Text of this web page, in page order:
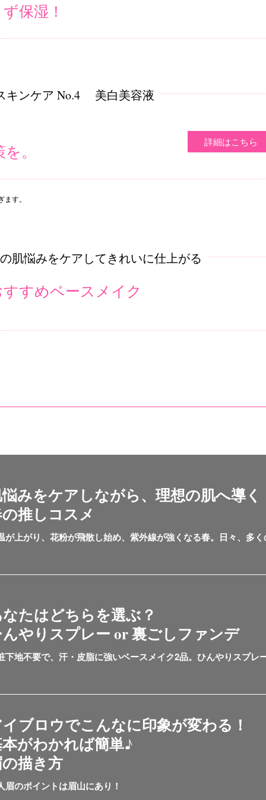
保湿！
キンケア No.4 美白美容液
。
詳細はこちら
す。
肌悩みをケアしてきれいに仕上がる
すめベースメイク
みをケアしながら、 理想の肌へ導く
推しコスメ
が上がり、花粉が飛散し始め、紫外線が強くなる春。日々、多
たはどちらを選ぶ？
やりスプレー or 裏ごしファンデ
下地不要で、汗・皮脂に強いベースメイク2品。ひんやりスプレ
ブロウでこんなに印象が変わる！
がわかれば簡単♪
描き方
眉のポイントは眉山にあり！